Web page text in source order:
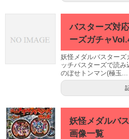
バスターズ対
ーズガチャ
妖怪メダルバスターズ
ッチバスターズで読
のぼせトンマン(極玉...
妖怪メダルバ
画像一覧